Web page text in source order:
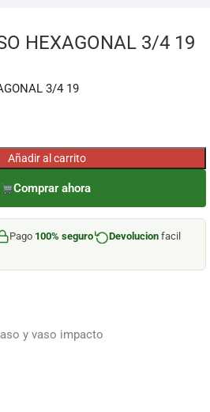
HEXAGONAL 3/4 19
3/4 19
Añadir al carrito
Comprar ahora
Pago 100% seguro Devolucion facil
y vaso impacto